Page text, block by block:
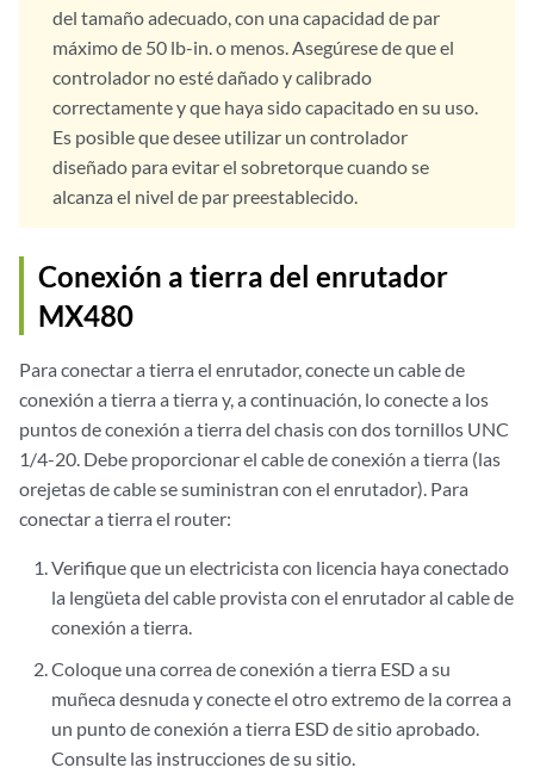
del tamaño adecuado, con una capacidad de par
máximo de 50 lb-in. o menos. Asegúrese de que el
controlador no esté dañado y calibrado
correctamente y que haya sido capacitado en su uso.
Es posible que desee utilizar un controlador
diseñado para evitar el sobretorque cuando se
alcanza el nivel de par preestablecido.
Conexión a tierra del enrutador
MX480
Para conectar a tierra el enrutador, conecte un cable de
conexión a tierra a tierra y, a continuación, lo conecte a los
puntos de conexión a tierra del chasis con dos tornillos UNC
1/4-20. Debe proporcionar el cable de conexión a tierra (las
orejetas de cable se suministran con el enrutador). Para
conectar a tierra el router:
Verifique que un electricista con licencia haya conectado
la lengüeta del cable provista con el enrutador al cable de
conexión a tierra.
Coloque una correa de conexión a tierra ESD a su
muñeca desnuda y conecte el otro extremo de la correa a
un punto de conexión a tierra ESD de sitio aprobado.
Consulte las instrucciones de su sitio.